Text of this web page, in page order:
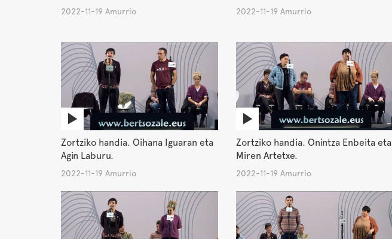
2022-11-19 Amurrio 2022-11-19 Amurrio
Zortziko handia. Oihana Iguaran eta
Agin Laburu.
2022-11-19 Amurrio
Zortziko handia. Onintza Enbeita eta
Miren Artetxe.
2022-11-19 Amurrio